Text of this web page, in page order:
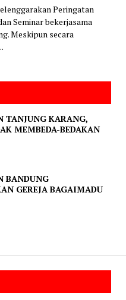
Peringatan
Seminar bekerjasama
Meskipun secara
TANJUNG KARANG,
MEMBEDA-BEDAKAN
BANDUNG
GEREJA BAGAIMADU